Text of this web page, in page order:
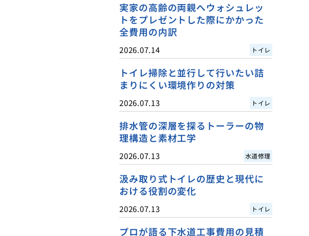
実家の高齢の両親へウォシュレッ
トをプレゼントした際にかかった
全費用の内訳
2026.07.14 トイレ
トイレ掃除と並行して行いたい詰
まりにくい環境作りの対策
2026.07.13 トイレ
排水管の深層を探るトーラーの物
理構造と素材工学
2026.07.13 水道修理
汲み取り式トイレの歴史と現代に
おける役割の変化
2026.07.13 トイレ
プロが語る下水道工事費用の見積